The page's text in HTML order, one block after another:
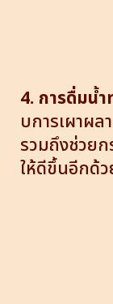
4. การดื่มน้
บการเผาผล
รวมถึงช่วยก
ให้ดีขึ้นอีกด้ว